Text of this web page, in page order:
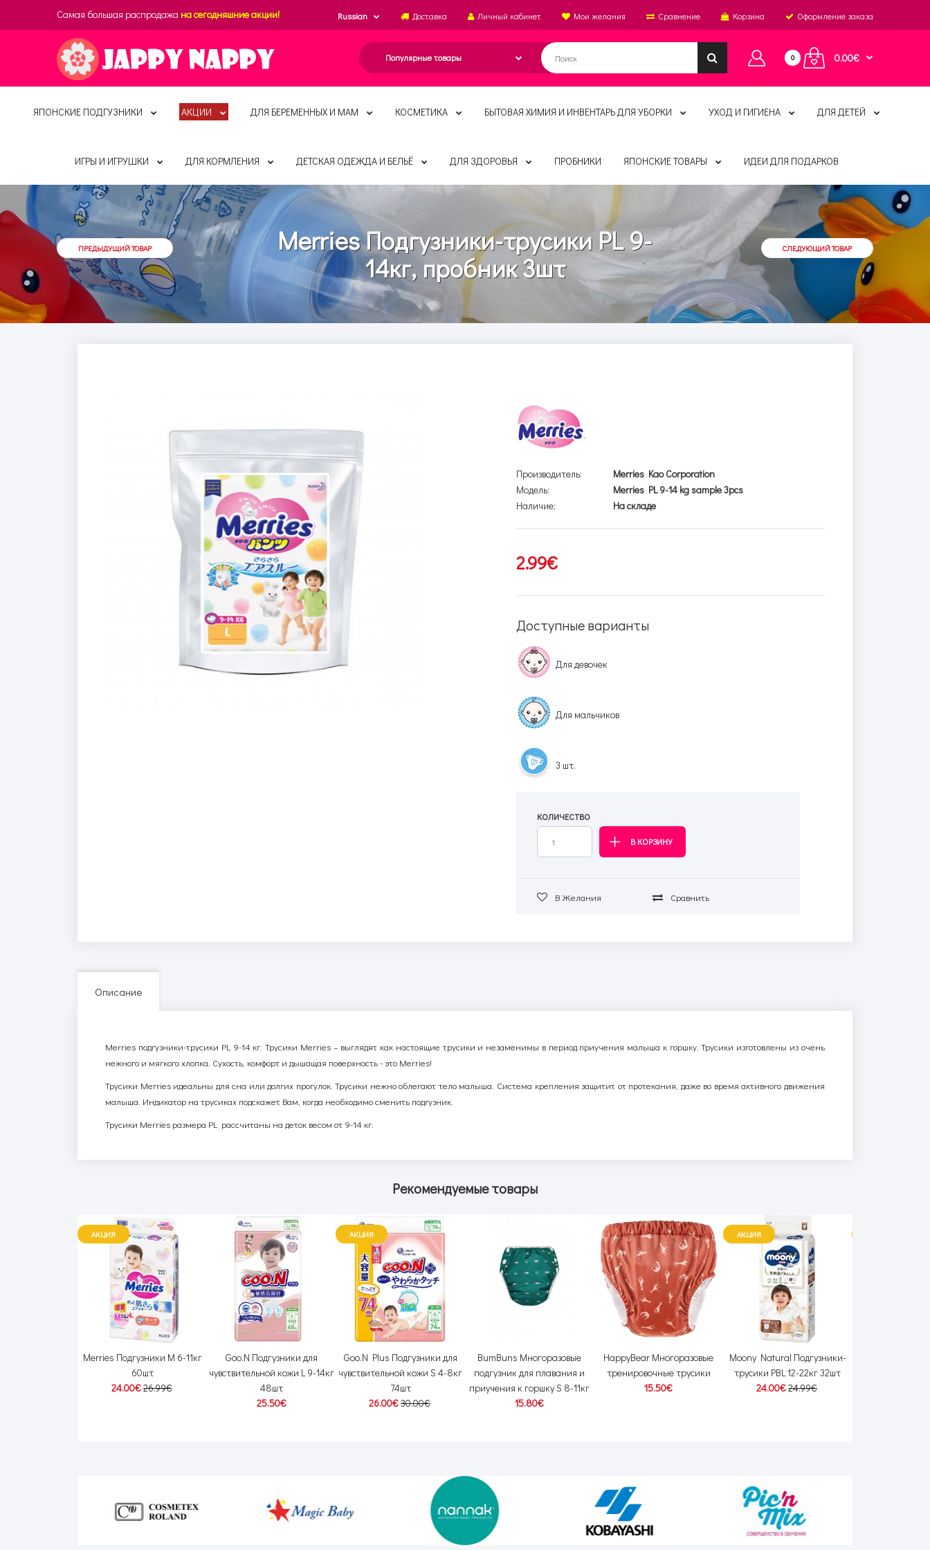
Самая большая распродажа на сегодняшние акции! Russian Доставка Личный кабинет Мои желания Сравнение Корзина Оформление заказа
0 0.00€
ЯПОНСКИЕ ПОДГУЗНИКИ АКЦИИ ДЛЯ БЕРЕМЕННЫХ И МАМ КОСМЕТИКА БЫТОВАЯ ХИМИЯ И ИНВЕНТАРЬ ДЛЯ УБОРКИ УХОД И ГИГИЕНА ДЛЯ ДЕТЕЙ
ИГРЫ И ИГРУШКИ ДЛЯ КОРМЛЕНИЯ ДЕТСКАЯ ОДЕЖДА И БЕЛЬЁ ДЛЯ ЗДОРОВЬЯ ПРОБНИКИ ЯПОНСКИЕ ТОВАРЫ ИДЕИ ДЛЯ ПОДАРКОВ
ПРЕДЫДУЩИЙ ТОВАР
Merries Подгузники-трусики PL 9-
14кг, пробник 3шт
СЛЕДУЮЩИЙ ТОВАР
Производитель:
Merries Kao Corporation
Модель:
Merries PL 9-14 kg sample 3pcs
Наличие:
На складе
2.99€
Доступные варианты
Для девочек
Для мальчиков
3 шт.
КОЛИЧЕСТВО
В Желания Сравнить
Описание
Merries подгузники-трусики PL 9-14 кг. Трусики Merries – выглядят как настоящие трусики и незаменимы в период приучения малыша к горшку. Трусики изготовлены из очень
нежного и мягкого хлопка. Сухость, комфорт и дышащая поверхность - это Merries!
Трусики Merries идеальны для сна или долгих прогулок. Трусики нежно облегают тело малыша. Система крепления защитит от протекания, даже во время активного движения
малыша. Индикатор на трусиках подскажет Вам, когда необходимо сменить подгузник.
Трусики Merries размера PL рассчитаны на деток весом от 9-14 кг.
Рекомендуемые товары
АКЦИЯ
Merries Подгузники M 6-11кг
60шт
24.00€26.99€
Goo.N Подгузники для
чувствительной кожи L 9-14кг
48шт
25.50€
АКЦИЯ
Goo.N Plus Подгузники для
чувствительной кожи S 4-8кг
74шт
26.00€30.00€
BumBuns Многоразовые
подгузник для плавания и
приучения к горшку S 8-11кг
15.80€
HappyBear Многоразовые
тренировочные трусики
15.50€
АКЦИЯ
Moony Natural Подгузники-
трусики PBL 12-22кг 32шт
24.00€24.99€